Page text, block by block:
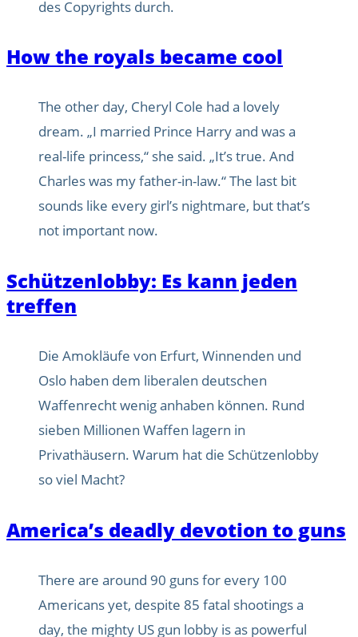
des Copyrights durch.
How the royals became cool
The other day, Cheryl Cole had a lovely
dream. „I married Prince Harry and was a
real-life princess,“ she said. „It’s true. And
Charles was my father-in-law.“ The last bit
sounds like every girl’s nightmare, but that’s
not important now.
Schützenlobby: Es kann jeden
treffen
Die Amokläufe von Erfurt, Winnenden und
Oslo haben dem liberalen deutschen
Waffenrecht wenig anhaben können. Rund
sieben Millionen Waffen lagern in
Privathäusern. Warum hat die Schützenlobby
so viel Macht?
America’s deadly devotion to guns
There are around 90 guns for every 100
Americans yet, despite 85 fatal shootings a
day, the mighty US gun lobby is as powerful